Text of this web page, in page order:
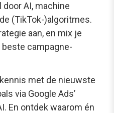
AI, machine
(TikTok-)algoritmes.
aan, en mix je
campagne-
met de nieuwste
via Google Ads’
En ontdek waarom én